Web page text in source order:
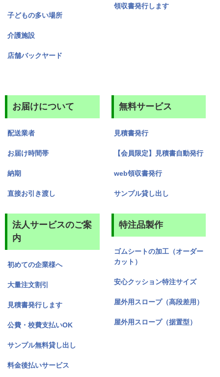
子どもの多い場所
介護施設
店舗バックヤード
領収書発行します
お届けについて
配送業者
お届け時間帯
納期
直接お引き渡し
法人サービスのご案
内
初めての企業様へ
大量注文割引
見積書発行します
公費・校費支払いOK
サンプル無料貸し出し
料金後払いサービス
無料サービス
見積書発行
【会員限定】見積書自動発行
web領収書発行
サンプル貸し出し
特注品製作
ゴムシートの加工（オーダー
カット）
安心クッション特注サイズ
屋外用スロープ（高段差用）
屋外用スロープ（据置型）